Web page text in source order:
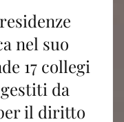
nel suo
17 collegi
da
il diritto